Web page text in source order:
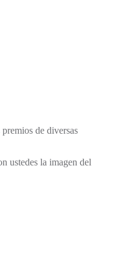
de diversas
ustedes la imagen del